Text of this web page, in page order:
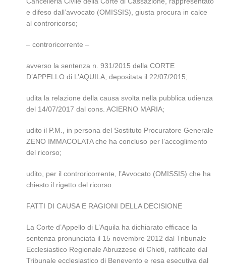
e difeso dall’avvocato (OMISSIS), giusta procura in calce
al controricorso;
– controricorrente –
avverso la sentenza n. 931/2015 della CORTE
D’APPELLO di L’AQUILA, depositata il 22/07/2015;
udita la relazione della causa svolta nella pubblica udienza
del 14/07/2017 dal cons. ACIERNO MARIA;
udito il P.M., in persona del Sostituto Procuratore Generale
ZENO IMMACOLATA che ha concluso per l’accoglimento
del ricorso;
udito, per il controricorrente, l’Avvocato (OMISSIS) che ha
chiesto il rigetto del ricorso.
FATTI DI CAUSA E RAGIONI DELLA DECISIONE
La Corte d’Appello di L’Aquila ha dichiarato efficace la
sentenza pronunciata il 15 novembre 2012 dal Tribunale
Ecclesiastico Regionale Abruzzese di Chieti, ratificato dal
Tribunale ecclesiastico di Benevento e resa esecutiva dal